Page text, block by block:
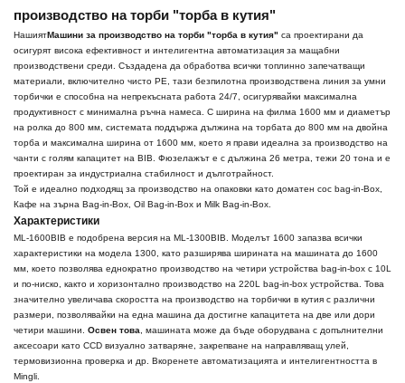
производство на торби "торба в кутия"
НашиятМашини за производство на торби "торба в кутия" са проектирани да
осигурят висока ефективност и интелигентна автоматизация за мащабни
производствени среди. Създадена да обработва всички топлинно запечатващи
материали, включително чисто PE, тази безпилотна производствена линия за умни
торбички е способна на непрекъсната работа 24/7, осигурявайки максимална
продуктивност с минимална ръчна намеса. С ширина на филма 1600 мм и диаметър
на ролка до 800 мм, системата поддържа дължина на торбата до 800 мм на двойна
торба и максимална ширина от 1600 мм, което я прави идеална за производство на
чанти с голям капацитет на BIB. Фюзелажът е с дължина 26 метра, тежи 20 тона и е
проектиран за индустриална стабилност и дълготрайност.
Той е идеално подходящ за производство на опаковки като доматен сос bag-in-Box,
Кафе на зърна Bag-in-Box, Oil Bag-in-Box и Milk Bag-in-Box.
Характеристики
ML-1600BIB е подобрена версия на ML-1300BIB. Моделът 1600 запазва всички
характеристики на модела 1300, като разширява ширината на машината до 1600
мм, което позволява еднократно производство на четири устройства bag-in-box с 10L
и по-ниско, както и хоризонтално производство на 220L bag-in-box устройства. Това
значително увеличава скоростта на производство на торбички в кутия с различни
размери, позволявайки на една машина да достигне капацитета на две или дори
четири машини. Освен това , машината може да бъде оборудвана с допълнителни
аксесоари като CCD визуално затваряне, закрепване на направляващ улей,
термовизионна проверка и др. Вкоренете автоматизацията и интелигентността в
Mingli.